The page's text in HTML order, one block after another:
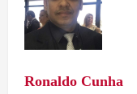
Ronaldo Cunha